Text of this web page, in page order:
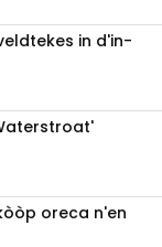
in d'in-
oreca n'en